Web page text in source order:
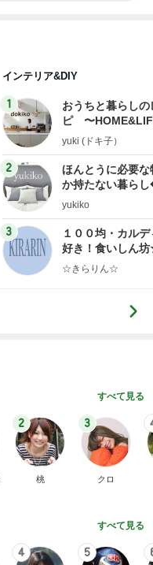
インテリア&DIY
1
おうちと暮らしの
ピ 〜
yuki (ドキ子）
2
ほんとうに必要な
か持たない暮ら
ep Life Simple◆
ンテリアのきろく
yukiko
3
１００均・カルデ
好き！食いしん
らりん☆のブログ
☆きらりん☆
すべて見る
2
桃
3
クロ
すべて見る
4 5